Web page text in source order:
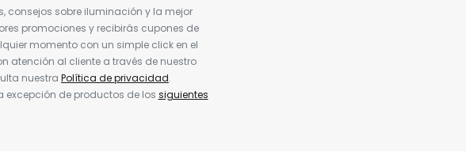
consejos sobre iluminación y la mejor
promociones y recibirás cupones de
momento con un simple click en el
atención al cliente a través de nuestro
nuestra Política de privacidad.
excepción de productos de los siguientes